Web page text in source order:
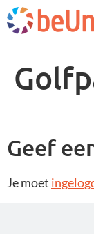
Geef
Je moet